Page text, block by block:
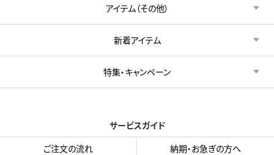
アイテム（その他）
新着アイテム
特集・キャンペーン
サービスガイド
ご注文の流れ
納期・お急ぎの方へ